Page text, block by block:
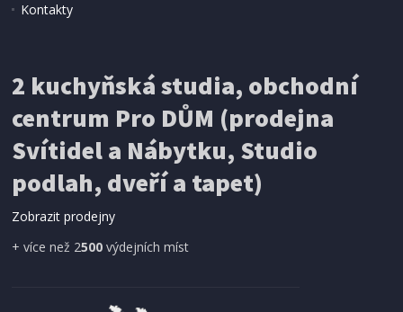
Kontakty
2 kuchyňská studia, obchodní
centrum Pro DŮM (prodejna
Svítidel a Nábytku, Studio
podlah, dveří a tapet)
Zobrazit prodejny
+ více než 2500 výdejních míst